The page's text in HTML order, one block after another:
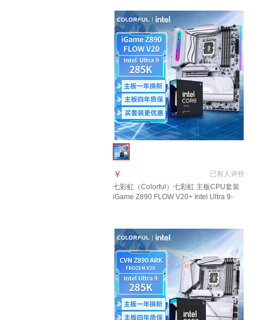
已有人评价
￥
七彩虹（Colorful）七彩虹 主板CPU套装
iGame Z890 FLOW V20+ Intel Ultra 9-